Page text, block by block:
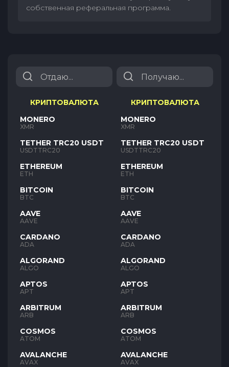
собственная реферальная программа.
КРИПТОВАЛЮТА
MONERO
XMR
TETHER TRC20 USDT
USDTTRC20
ETHEREUM
ETH
BITCOIN
BTC
AAVE
AAVE
CARDANO
ADA
ALGORAND
ALGO
APTOS
APT
ARBITRUM
ARB
COSMOS
ATOM
AVALANCHE
AVAX
КРИПТОВАЛЮТА
MONERO
XMR
TETHER TRC20 USDT
USDTTRC20
ETHEREUM
ETH
BITCOIN
BTC
AAVE
AAVE
CARDANO
ADA
ALGORAND
ALGO
APTOS
APT
ARBITRUM
ARB
COSMOS
ATOM
AVALANCHE
AVAX